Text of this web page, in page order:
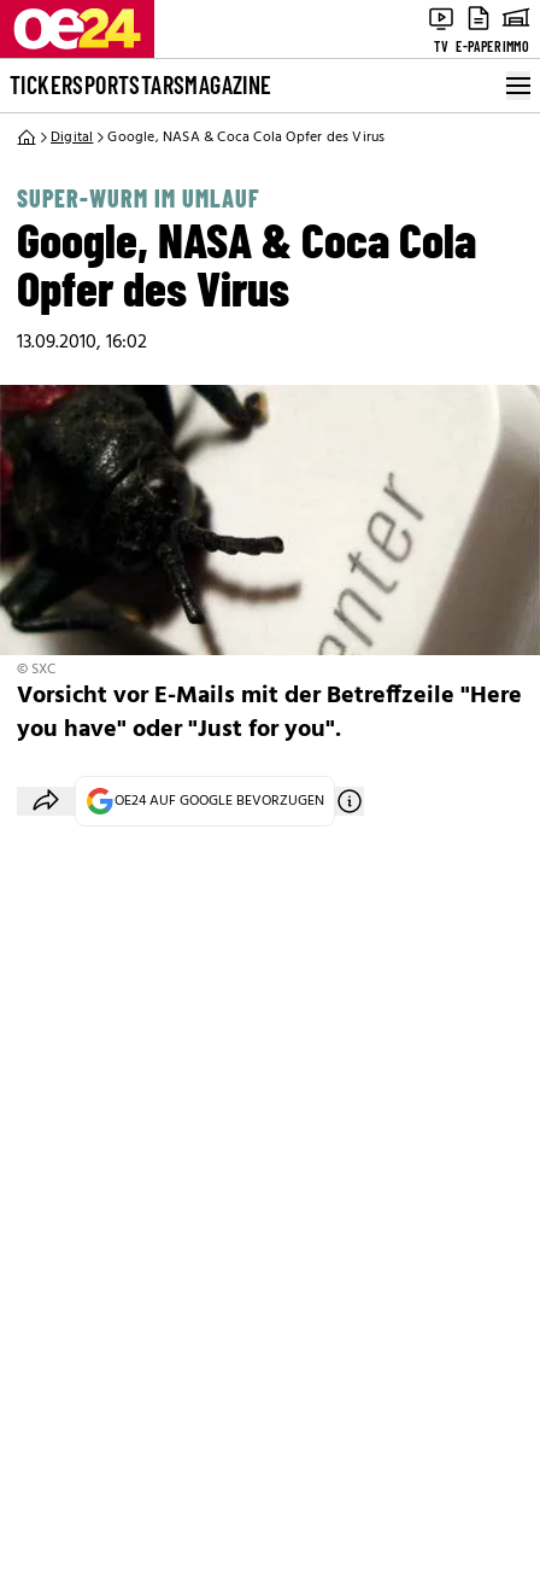
TV E-PAPERIMMO
TICKERSPORTSTARSMAGAZINE
Digital Google, NASA & Coca Cola Opfer des Virus
SUPER-WURM IM UMLAUF
Google, NASA & Coca Cola
Opfer des Virus
13.09.2010, 16:02
© SXC
Vorsicht vor E-Mails mit der Betreffzeile "Here
you have" oder "Just for you".
OE24 AUF GOOGLE BEVORZUGEN